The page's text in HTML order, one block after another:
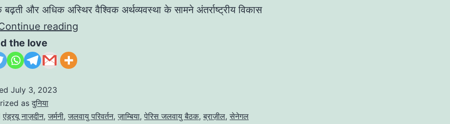
और अधिक अस्थिर वैश्विक अर्थव्यवस्था के सामने अंतर्राष्ट्रीय विकास
reading
the love
July 3, 2023
as दुनिया
एंड्रयू नाज़दीन, जर्मनी, जलवायु परिवर्तन, ज़ाम्बिया, पेरिस जलवायु बैठक, ब्राज़ील, सेनेगल